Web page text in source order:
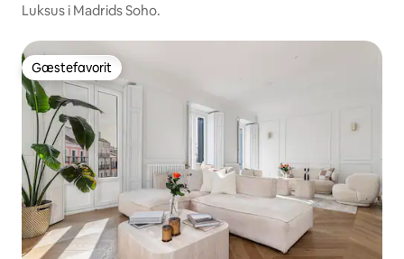
Luksus i Madrids Soho.
Gæstefavorit
Gæstefavorit